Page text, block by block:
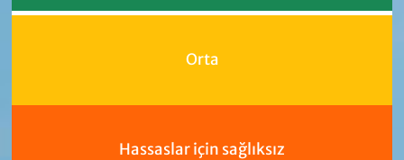
Orta
Hassaslar için sağlıksız